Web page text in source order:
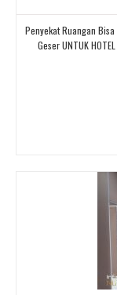
Penyekat Ruangan
Geser UNTUK